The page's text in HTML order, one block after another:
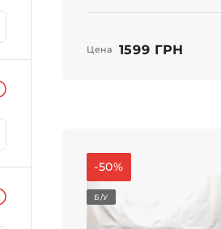
Цена 1599 ГРН
-50%
Б/У